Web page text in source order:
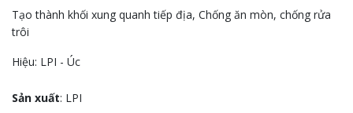
Tạo thành khối xung quanh tiếp địa, Chống ăn mòn, chống rửa
trôi
Hiệu: LPI - Úc
Sản xuất: LPI